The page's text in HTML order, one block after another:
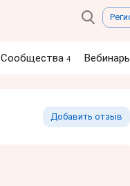
Сообщества 4
Добавить отзыв